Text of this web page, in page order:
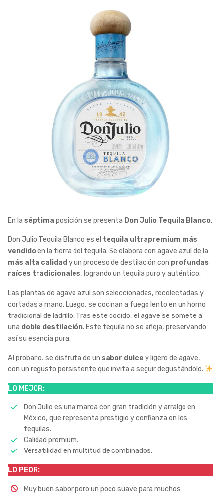
En la séptima posición se presenta Don Julio Tequila Blanco.
Don Julio Tequila Blanco es el tequila ultrapremium más
vendidoen la tierra del tequila. Se elabora con agave azul de la
más alta calidad y un proceso de destilación con profundas
raíces tradicionales, logrando un tequila puro y auténtico.
Las plantas de agave azul son seleccionadas, recolectadas y
cortadas a mano. Luego, se cocinan a fuego lento en un horno
tradicional de ladrillo. Tras este cocido, el agave se somete a
una doble destilación. Este tequila no se añeja, preservando
así su esencia pura.
Al probarlo, se disfruta de un sabor dulce y ligero de agave,
con un regusto persistente que invita a seguir degustándolo.
LO MEJOR:
Don Julio es una marca con gran tradición y arraigo en
México, que representa prestigio y confianza en los
tequilas.
Calidad premium.
Versatilidad en multitud de combinados.
LO PEOR:
Muy buen sabor pero un poco suave para muchos